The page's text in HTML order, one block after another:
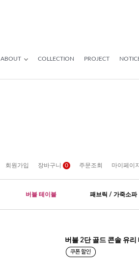
ABOUT COLLECTION PROJECT
회원가입 장바구니 0 주문조회 마이페이지
버블 테이블 패브릭 / 가죽소파
버블 2단 골드 콘솔 유리